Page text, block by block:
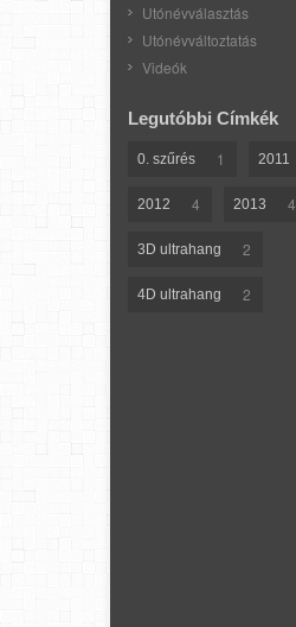
Utónévválasztás
Utónévváltoztatás
Videók
Legutóbbi Címkék
0. szűrés 1 2011
2012 4 2013 4
3D ultrahang 2
4D ultrahang 2